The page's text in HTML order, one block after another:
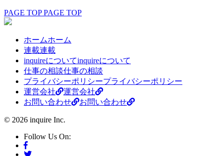
PAGE TOP PAGE TOP
ホームホーム
連載連載
inquireについてinquireについて
仕事の相談仕事の相談
プライバシーポリシープライバシーポリシー
運営会社
運営会社
お問い合わせ
お問い合わせ
© 2026 inquire Inc.
Follow Us On: